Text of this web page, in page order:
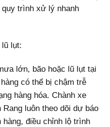
quy trình xử lý nhanh
lụt:
lớn, bão hoặc lũ lụt tại
có thể bị chậm trễ
hàng hóa. Chành xe
luôn theo dõi dự báo
điều chỉnh lộ trình